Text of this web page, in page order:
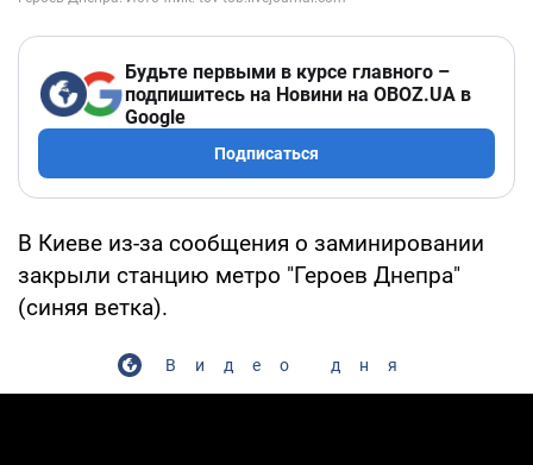
Будьте первыми в курсе главного –
подпишитесь на Новини на OBOZ.UA в
Google
Подписаться
В Киеве из-за сообщения о заминировании
закрыли станцию метро "Героев Днепра"
(синяя ветка).
Видео дня